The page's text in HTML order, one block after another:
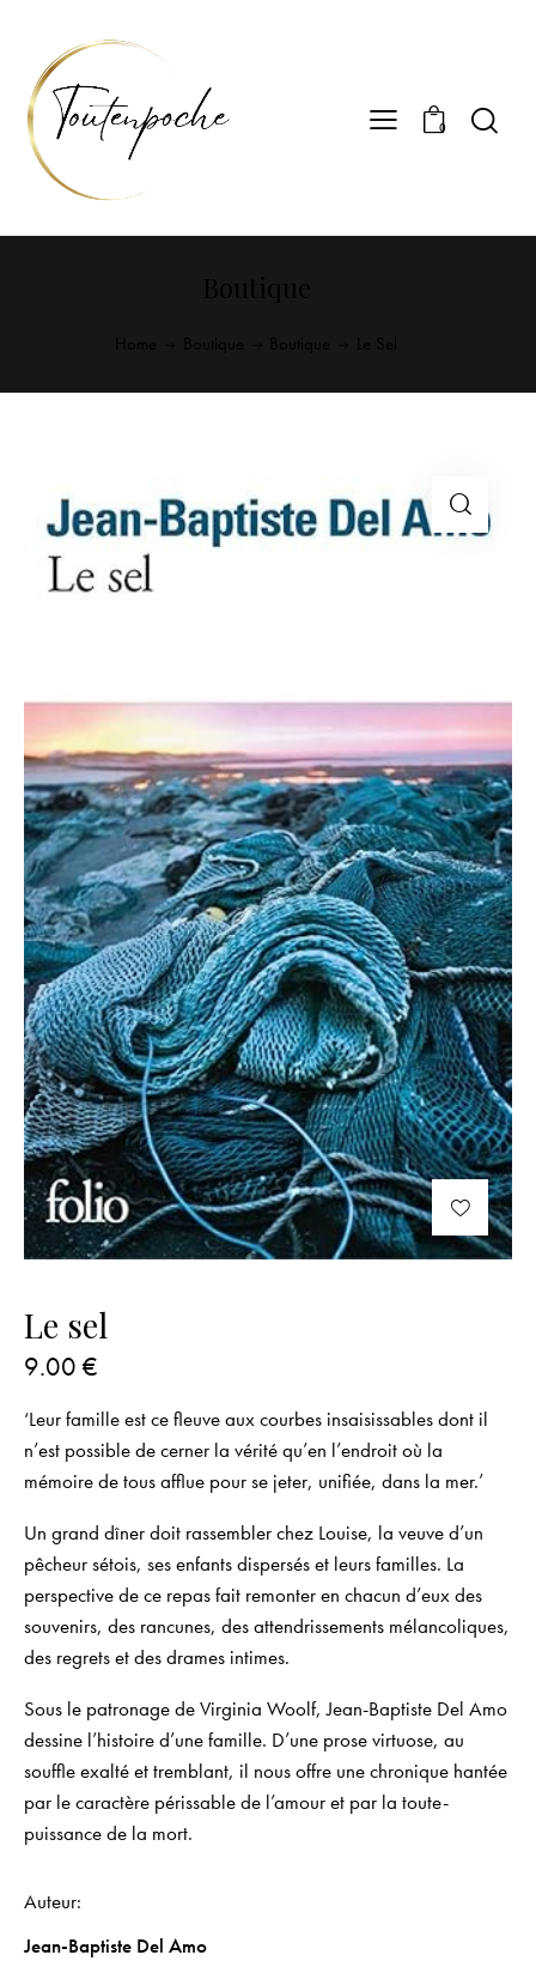
0
Le sel
9.00 €
‘Leur famille est ce fleuve aux courbes insaisissables dont il
n’est possible de cerner la vérité qu’en l’endroit où la
mémoire de tous afflue pour se jeter, unifiée, dans la mer.’
Un grand dîner doit rassembler chez Louise, la veuve d’un
pêcheur sétois, ses enfants dispersés et leurs familles. La
perspective de ce repas fait remonter en chacun d’eux des
souvenirs, des rancunes, des attendrissements mélancoliques,
des regrets et des drames intimes.
Sous le patronage de Virginia Woolf, Jean-Baptiste Del Amo
dessine l’histoire d’une famille. D’une prose virtuose, au
souffle exalté et tremblant, il nous offre une chronique hantée
par le caractère périssable de l’amour et par la toute-
puissance de la mort.
Auteur
Jean-Baptiste Del Amo